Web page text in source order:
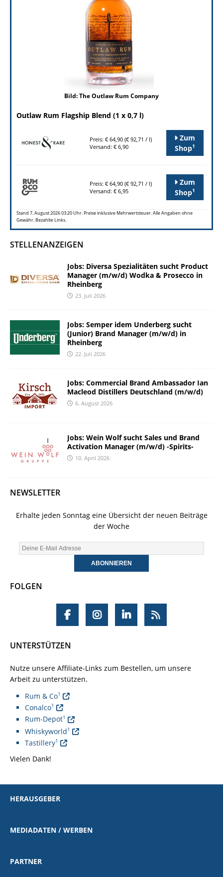
Bild: The Outlaw Rum Company
Outlaw Rum Flagship Blend (1 x 0,7 l)
Preis: € 64,90 (€ 92,71 / l)
Versand: € 6,90
Zum
Shop1
Preis: € 64,90 (€ 92,71 / l)
Versand: € 6,95
Zum
Shop1
Stand 7. August 2026 03:20 Uhr. Preise inklusive Mehrwertsteuer. Alle Angaben ohne
Gewähr. Bezahlte Links.
STELLENANZEIGEN
Jobs: Diversa Spezialitäten sucht Product
Manager (m/w/d) Wodka & Prosecco in
Rheinberg
23. Juli 2026
Jobs: Semper idem Underberg sucht
(Junior) Brand Manager (m/w/d) in
Rheinberg
22. Juli 2026
Jobs: Commercial Brand Ambassador Ian
Macleod Distillers Deutschland (m/w/d)
6. August 2026
Jobs: Wein Wolf sucht Sales und Brand
Activation Manager (m/w/d) -Spirits-
10. April 2026
NEWSLETTER
Erhalte jeden Sonntag eine Übersicht der neuen Beiträge
der Woche
FOLGEN
UNTERSTÜTZEN
Nutze unsere Affiliate-Links zum Bestellen, um unsere
Arbeit zu unterstützen.
Rum & Co1
Conalco1
Rum-Depot1
Whiskyworld1
Tastillery1
Vielen Dank!
HERAUSGEBER
MEDIADATEN / WERBEN
PARTNER